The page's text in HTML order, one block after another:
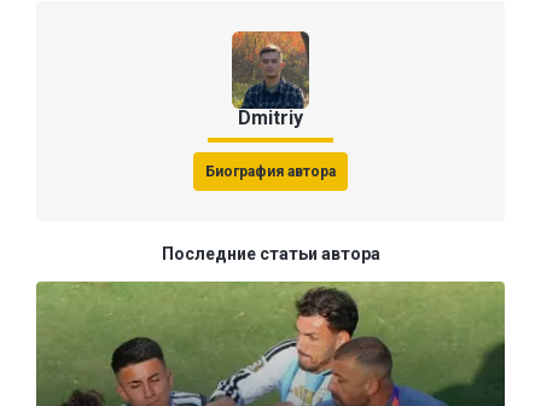
Dmitriy
Биография автора
Последние статьи автора